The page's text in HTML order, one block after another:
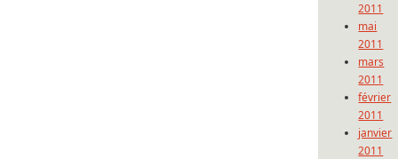
2011
mai
2011
mars
2011
février
2011
janvier
2011